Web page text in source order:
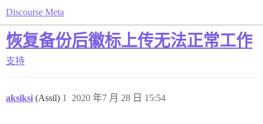
Discourse Meta
恢复备份后徽标上传无法正常工作
支持
aksiksi (Assil) 2020 年7 月 28 日 15:54
1